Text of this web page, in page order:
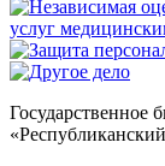
Государственное